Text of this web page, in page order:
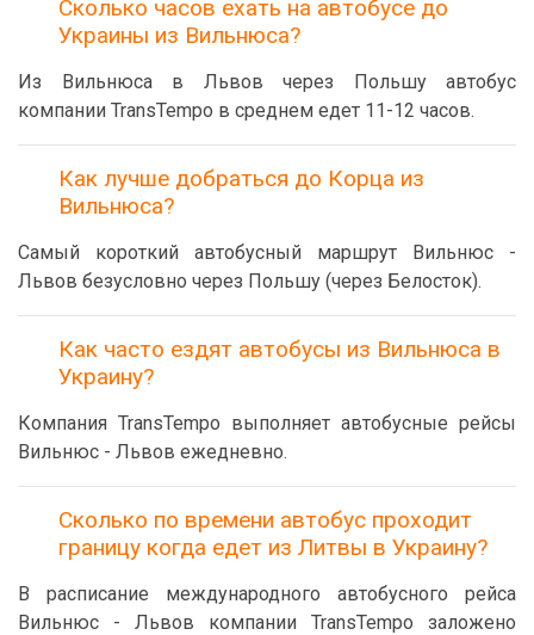
Сколько часов ехать на автобусе до
Украины из Вильнюса?
Из Вильнюса в Львов через Польшу автобус
компании TransTempo в среднем едет 11-12 часов.
Как лучше добраться до Корца из
Вильнюса?
Самый короткий автобусный маршрут Вильнюс -
Львов безусловно через Польшу (через Белосток).
Как часто ездят автобусы из Вильнюса в
Украину?
Компания TransTempo выполняет автобусные рейсы
Вильнюс - Львов ежедневно.
Сколько по времени автобус проходит
границу когда едет из Литвы в Украину?
В расписание международного автобусного рейса
Вильнюс - Львов компании TransTempo заложено